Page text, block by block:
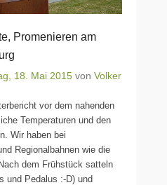
Promenieren am
18. Mai 2015 von Volker
vor dem nahenden
Temperaturen und den
Wir haben bei
Regionalbahnen wie die
dem Frühstück satteln
und Pedalus :-D) und